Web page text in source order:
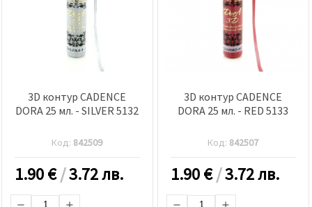
3D контур CADENCE
DORA 25 мл. - SILVER 5132
Код: 842509
1.90€/3.72 лв.
3D контур CADENCE
DORA 25 мл. - RED 5133
Код: 842507
1.90€/3.72 лв.